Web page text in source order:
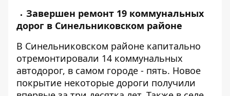
Завершен ремонт 19 коммунальных
дорог в Синельниковском районе
В Синельниковском районе капитально
отремонтировали 14 коммунальных
автодорог, в самом городе - пять. Новое
покрытие некоторые дороги получили